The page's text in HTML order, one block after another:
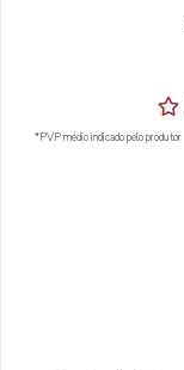
*PVP médio indicado pelo produtor